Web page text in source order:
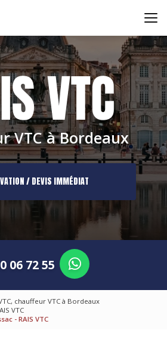
VTC à Bordeaux
/ DEVIS IMMÉDIAT
06 72 55
chauffeur VTC à Bordeaux
VTC
- RAIS VTC